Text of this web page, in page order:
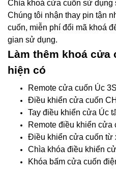
Chìa khoá cửa cuốn sử dụng
Chúng tôi nhận thay pin tận
cuốn, miễn phí đổi mã khoá
gian sử dụng.
Làm thêm khoá cửa
hiện có
Remote cửa cuốn Úc
Điều khiển cửa cuốn
Tay điều khiển cửa Úc
Remote điều khiển
Điều khiển cửa cuốn từ
Chìa khóa điều khiển
Khóa bấm cửa cuốn